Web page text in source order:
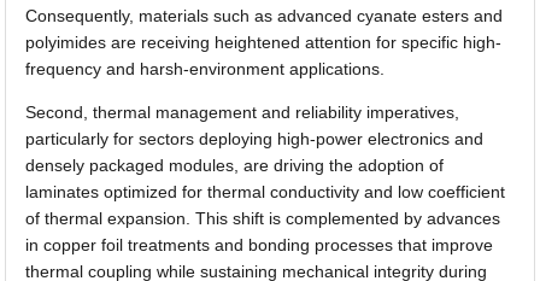
Consequently, materials such as advanced cyanate esters and
polyimides are receiving heightened attention for specific high-
frequency and harsh-environment applications.
Second, thermal management and reliability imperatives,
particularly for sectors deploying high-power electronics and
densely packaged modules, are driving the adoption of
laminates optimized for thermal conductivity and low coefficient
of thermal expansion. This shift is complemented by advances
in copper foil treatments and bonding processes that improve
thermal coupling while sustaining mechanical integrity during